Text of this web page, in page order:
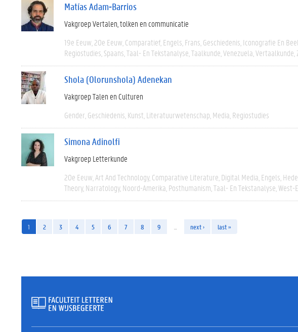
Matías Adam-Barrios
Vakgroep Vertalen, tolken en communicatie
19e Eeuw 20e Eeuw Comparatief Engels Frans Geschiedenis Iconografie En
Regiostudies Spaans Taal- En Tekstanalyse Taalkunde Venezuela Vertaalkunde
Shola (Olorunshola) Adenekan
Vakgroep Talen en Culturen
Gender Geschiedenis Kunst Literatuurwetenschap Media Regiostudies
Simona Adinolfi
Vakgroep Letterkunde
20e Eeuw Art And Technology Comparative Literature Digital Media Engels
Theory Narratology Noord-Amerika Posthumanism Taal- En Tekstanalyse West-
1 2 3 4 5 6 7 8 9 next › last »